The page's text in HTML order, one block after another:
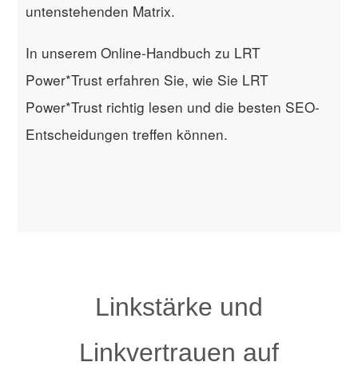
untenstehenden Matrix.
In unserem Online-Handbuch zu LRT
Power*Trust erfahren Sie, wie Sie LRT
Power*Trust richtig lesen und die besten SEO-
Entscheidungen treffen können.
Linkstärke und
Linkvertrauen auf